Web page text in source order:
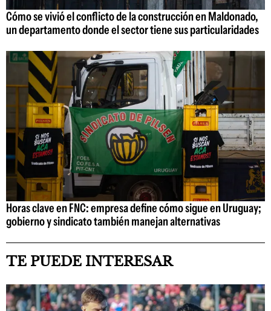
Cómo se vivió el conflicto de la construcción en Maldonado,
un departamento donde el sector tiene sus particularidades
Horas clave en FNC: empresa define cómo sigue en Uruguay;
gobierno y sindicato también manejan alternativas
TE PUEDE INTERESAR